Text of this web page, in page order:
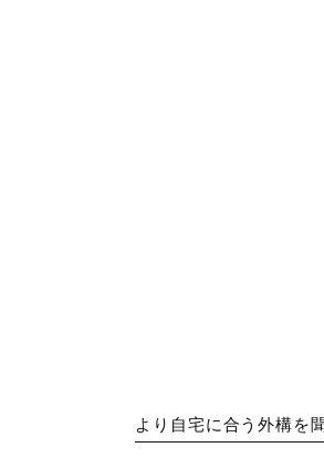
より自宅に合う外構を